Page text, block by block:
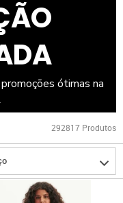
ótimas na
292817 Produtos